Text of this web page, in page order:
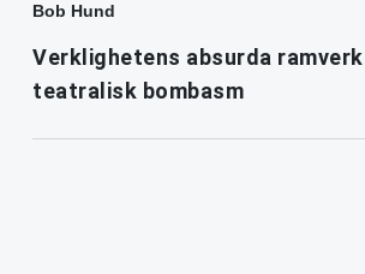
Bob Hund
Verklighetens absurda
teatralisk bombasm